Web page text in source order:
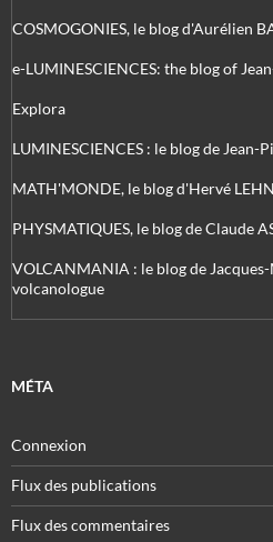
COSMOGONIES, le blog d'Aurélien
e-LUMINESCIENCES: the blog of
Explora
LUMINESCIENCES : le blog de
MATH'MONDE, le blog d'Hervé
PHYSMATIQUES, le blog de Claude
VOLCANMANIA : le blog de
volcanologue
MÉTA
Connexion
Flux des publications
Flux des commentaires